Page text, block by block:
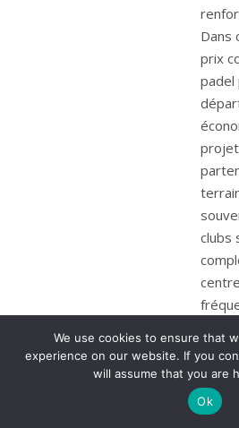
We use cookies to ensure that
experience on our website. If you
will assume that you are
Ok